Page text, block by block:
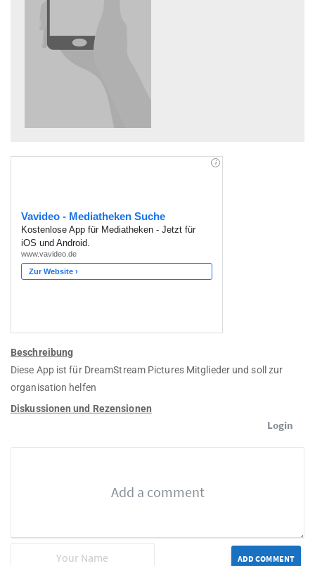
Beschreibung
Diese App ist für DreamStream Pictures Mitglieder und soll zur
organisation helfen
Diskussionen und Rezensionen
Login
ADD COMMENT